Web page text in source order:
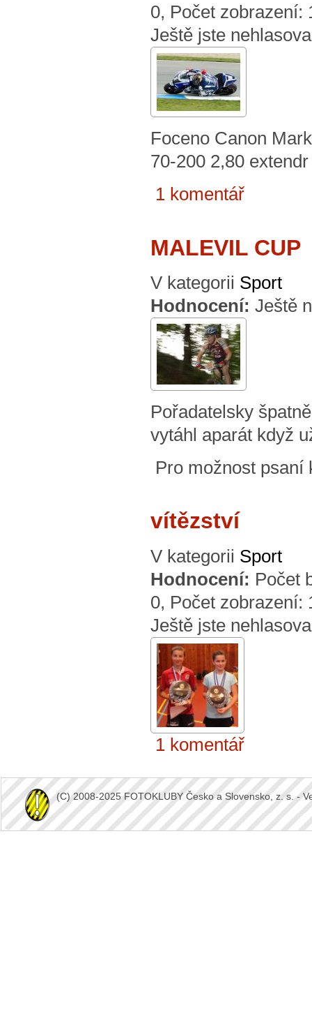
0, Počet zobrazení:
Ještě jste
Foceno Canon
70-200 2,80
1 komentář
MALEVIL CUP
V kategorii Sport
Hodnocení: Ještě
Pořadatelsky
vytáhl aparát když
Pro možnost
vítězství
V kategorii Sport
Hodnocení: Počet
0, Počet zobrazení:
Ještě jste
1 komentář
(C) 2008-2025 FOTOKLUBY Česko a Slovensko, z. s. -